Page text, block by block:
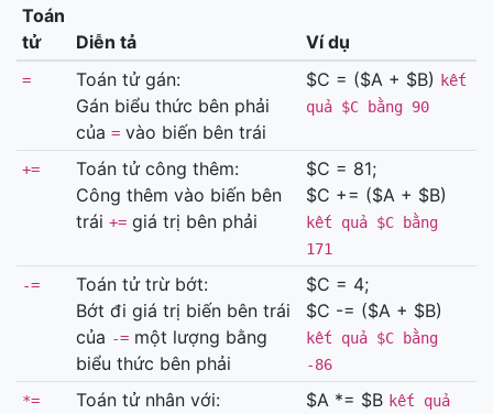
Toán
tử
Diễn tả Ví dụ
=
Toán tử gán:
Gán biểu thức bên phải
của =vào biến bên trái
$C = ($A + $B)
kết
quả $C bằng 90
+=
Toán tử công thêm:
Công thêm vào biến bên
trái +=giá trị bên phải
$C = 81;
$C += ($A + $B)
kết quả $C bằng
171
-=
Toán tử trừ bớt:
Bớt đi giá trị biến bên trái
của -=một lượng bằng
biểu thức bên phải
$C = 4;
$C -= ($A + $B)
kết quả $C bằng
-86
*=
Toán tử nhân với:
$A *= $B kết quả